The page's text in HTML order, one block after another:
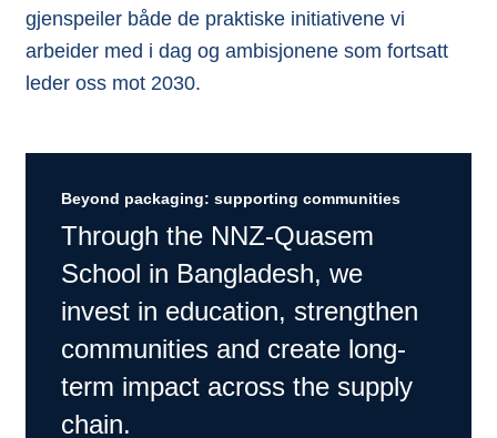
gjenspeiler både de praktiske initiativene vi
arbeider med i dag og ambisjonene som fortsatt
leder oss mot 2030.
Beyond packaging: supporting communities
Through the NNZ-Quasem
School in Bangladesh, we
invest in education, strengthen
communities and create long-
term impact across the supply
chain.